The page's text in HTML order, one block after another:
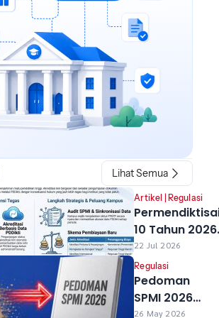
Lihat Semua
Artikel Regulasi
10 Tahun 2026
Resmi Berlaku,
Perubahan
Berdampak
Kampus Anda?
22 Jul 2026
Regulasi
Pedoman
SPMI 2026
26 May 2026